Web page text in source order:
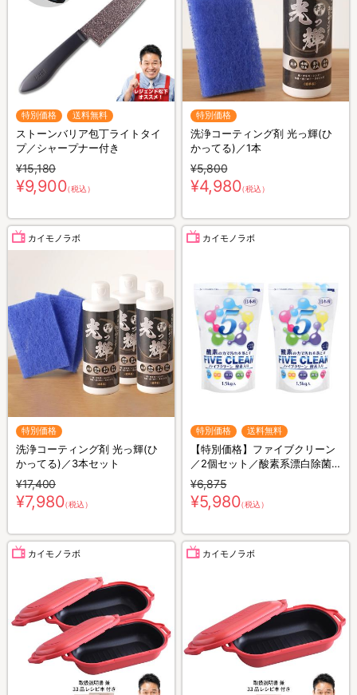
特別価格 送料無料
ストーンバリア包丁ライトタイ
プ／シャープナー付き
¥15,180
¥9,900（税込）
特別価格
洗浄コーティング剤 光っ輝(ひ
かってる)／1本
¥5,800
¥4,980（税込）
カイモノラボ
特別価格
洗浄コーティング剤 光っ輝(ひ
かってる)／3本セット
¥17,400
¥7,980（税込）
カイモノラボ
特別価格 送料無料
【特別価格】ファイブクリーン
／2個セット／酸素系漂白除菌
洗浄剤／送料無料
¥6,875
¥5,980（税込）
カイモノラボ カイモノラボ